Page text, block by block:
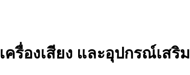
เครื่องเสียง และอุปกรณ์เสริม